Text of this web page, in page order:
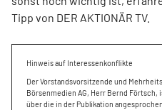
Tipp von DER AKTIONÄR TV.
Hinweis auf Interessenkonflikte
Der Vorstandsvorsitzende und
Börsenmedien AG, Herr Bernd
über die in der Publikation